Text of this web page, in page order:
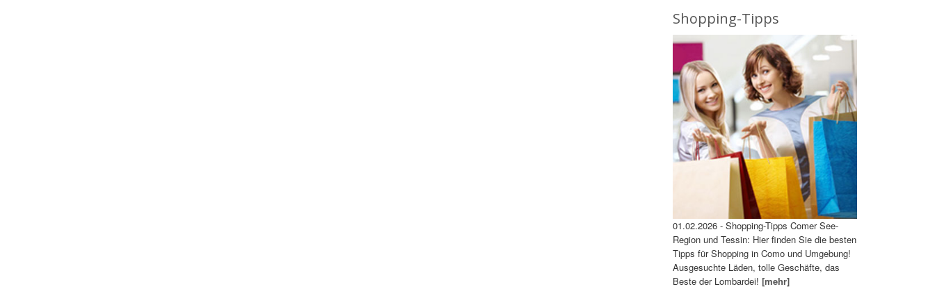
Shopping-Tipps
01.02.2026 - Shopping-Tipps Comer See-
Region und Tessin: Hier finden Sie die besten
Tipps für Shopping in Como und Umgebung!
Ausgesuchte Läden, tolle Geschäfte, das
Beste der Lombardei! [mehr]